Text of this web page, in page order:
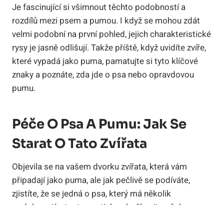
Je fascinující si všimnout těchto podobností a
rozdílů mezi psem a pumou. I když se mohou zdát
velmi podobní na první pohled, jejich charakteristické
rysy je jasně odlišují. Takže příště, když uvidíte zvíře,
které vypadá jako puma, pamatujte si tyto klíčové
znaky a poznáte, zda jde o psa nebo opravdovou
pumu.
Péče O Psa A Pumu: Jak Se
Starat O Tato Zvířata
Objevila se na vašem dvorku zvířata, která vám
připadají jako puma, ale jak pečlivě se podíváte,
zjistíte, že se jedná o psa, který má několik